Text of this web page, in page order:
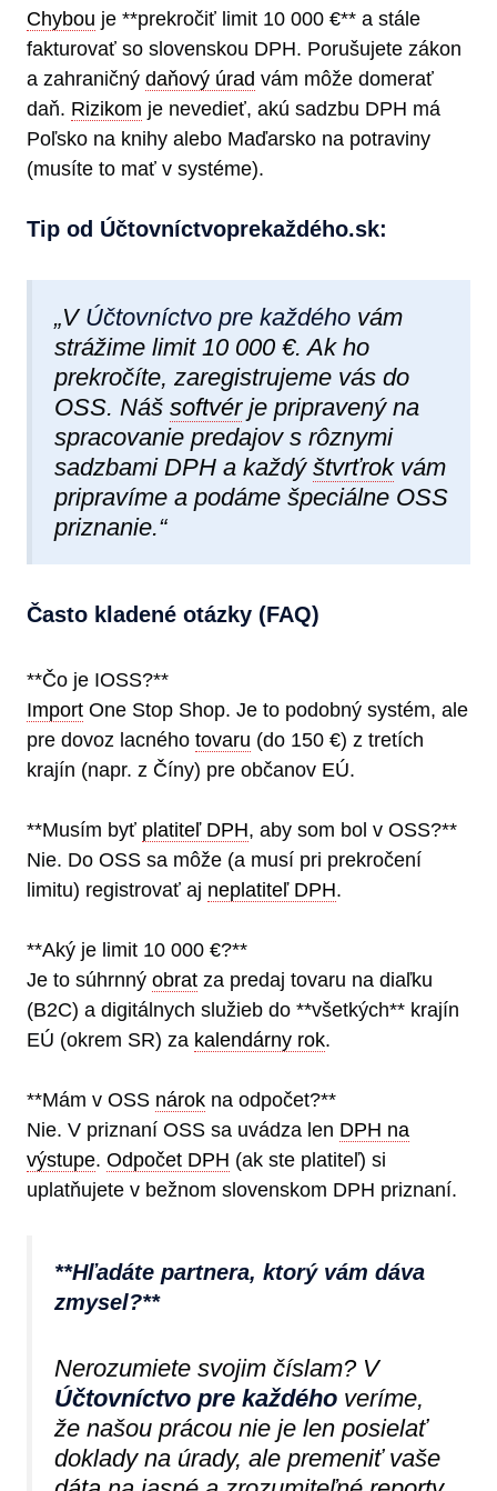
Chybou je **prekročiť limit 10 000 €** a stále
fakturovať so slovenskou DPH. Porušujete zákon
a zahraničný daňový úrad vám môže domerať
daň. Rizikom je nevedieť, akú sadzbu DPH má
Poľsko na knihy alebo Maďarsko na potraviny
(musíte to mať v systéme).
Tip od Účtovníctvoprekaždéh​o.sk:
„V Účtovníctvo pre každého vám
strážime limit 10 000 €. Ak ho
prekročíte, zaregistrujeme vás do
OSS. Náš softvérje pripravený na
spracovanie predajov s rôznymi
sadzbami DPH a každý štvrťrokvám
pripravíme a podáme špeciálne OSS
priznanie.“
Často kladené otázky (FAQ)
**Čo je IOSS?**
Import One Stop Shop. Je to podobný systém, ale
pre dovoz lacného tovaru (do 150 €) z tretích
krajín (napr. z Číny) pre občanov EÚ.
**Musím byť platiteľ DPH, aby som bol v OSS?**
Nie. Do OSS sa môže (a musí pri prekročení
limitu) registrovať aj neplatiteľ DPH.
**Aký je limit 10 000 €?**
Je to súhrnný obrat za predaj tovaru na diaľku
(B2C) a digitálnych služieb do **všetkých** krajín
EÚ (okrem SR) za kalendárny rok.
**Mám v OSS nárok na odpočet?**
Nie. V priznaní OSS sa uvádza len DPH na
výstupe. Odpočet DPH (ak ste platiteľ) si
uplatňujete v bežnom slovenskom DPH priznaní.
**Hľadáte partnera, ktorý vám dáva
zmysel?**
Nerozumiete svojim číslam? V
Účtovníctvo pre každého veríme,
že našou prácou nie je len posielať
doklady na úrady, ale premeniť vaše